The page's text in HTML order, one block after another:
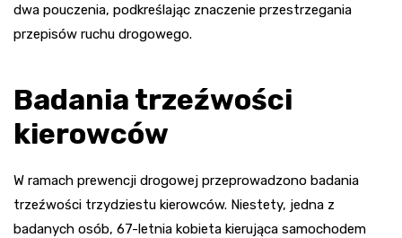
dwa pouczenia, podkreślając znaczenie przestrzegania
przepisów ruchu drogowego.
Badania trzeźwości
kierowców
W ramach prewencji drogowej przeprowadzono badania
trzeźwości trzydziestu kierowców. Niestety, jedna z
badanych osób, 67-letnia kobieta kierująca samochodem